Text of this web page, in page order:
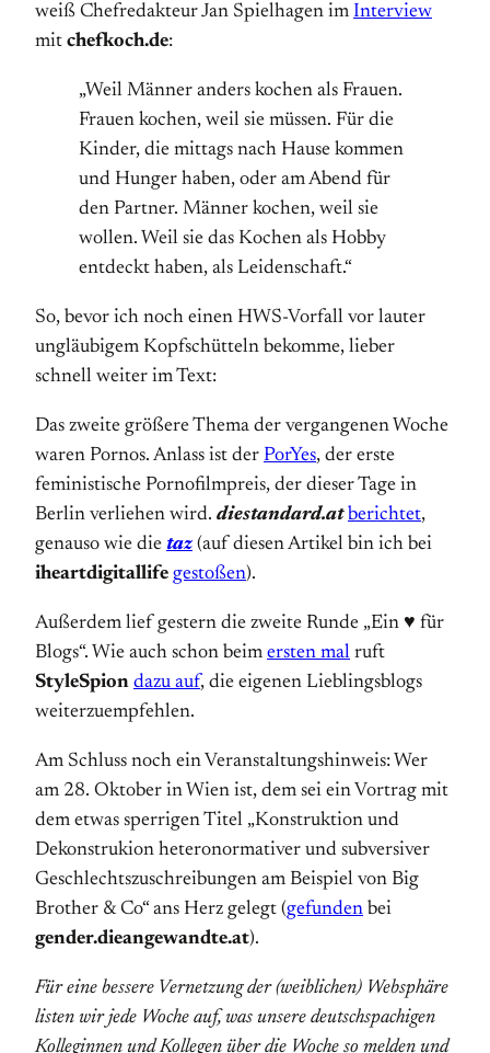
weiß Chefredakteur Jan Spielhagen im Interview
mit chefkoch.de:
„Weil Männer anders kochen als Frauen.
Frauen kochen, weil sie müssen. Für die
Kinder, die mittags nach Hause kommen
und Hunger haben, oder am Abend für
den Partner. Männer kochen, weil sie
wollen. Weil sie das Kochen als Hobby
entdeckt haben, als Leidenschaft.“
So, bevor ich noch einen HWS-Vorfall vor lauter
ungläubigem Kopfschütteln bekomme, lieber
schnell weiter im Text:
Das zweite größere Thema der vergangenen Woche
waren Pornos. Anlass ist der PorYes, der erste
feministische Pornofilmpreis, der dieser Tage in
Berlin verliehen wird. diestandard.at berichtet,
genauso wie die taz (auf diesen Artikel bin ich bei
iheartdigitallife gestoßen).
Außerdem lief gestern die zweite Runde „Ein ♥ für
Blogs“. Wie auch schon beim ersten mal ruft
StyleSpion dazu auf, die eigenen Lieblingsblogs
weiterzuempfehlen.
Am Schluss noch ein Veranstaltungshinweis: Wer
am 28. Oktober in Wien ist, dem sei ein Vortrag mit
dem etwas sperrigen Titel „Konstruktion und
Dekonstrukion heteronormativer und subversiver
Geschlechtszuschreibungen am Beispiel von Big
Brother & Co“ ans Herz gelegt (gefunden bei
gender.dieangewandte.at).
Für eine bessere Vernetzung der (weiblichen) Websphäre
listen wir jede Woche auf, was unsere deutschspachigen
Kolleginnen und Kollegen über die Woche so melden und